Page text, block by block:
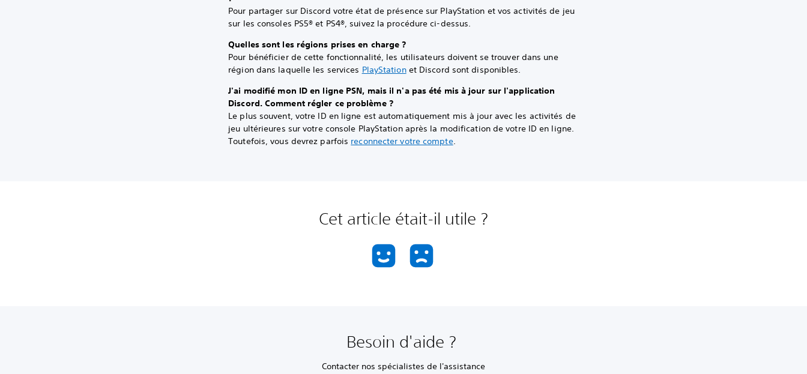
Pour partager sur Discord votre état de présence sur PlayStation et vos activités de jeu
sur les consoles PS5® et PS4®, suivez la procédure ci-dessus.
Quelles sont les régions prises en charge ?
Pour bénéficier de cette fonctionnalité, les utilisateurs doivent se trouver dans une
région dans laquelle les services PlayStationet Discord sont disponibles.
J'ai modifié mon ID en ligne PSN, mais il n'a pas été mis à jour sur l'application
Discord. Comment régler ce problème ?
Le plus souvent, votre ID en ligne est automatiquement mis à jour avec les activités de
jeu ultérieures sur votre console PlayStation après la modification de votre ID en ligne.
Toutefois, vous devrez parfois reconnecter votre compte.
Cet article était-il utile ?
Besoin d'aide ?
Contacter nos spécialistes de l'assistance